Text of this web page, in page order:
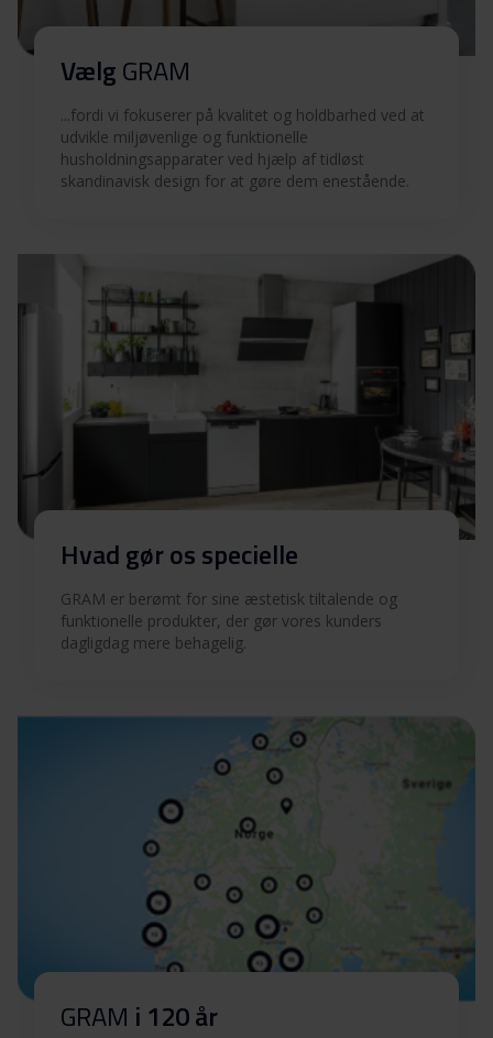
VælgGRAM
...fordi vi fokuserer på kvalitet og holdbarhed ved at
udvikle miljøvenlige og funktionelle
husholdningsapparater ved hjælp af tidløst
skandinavisk design for at gøre dem enestående.
Hvad gør os specielle
GRAM er berømt for sine æstetisk tiltalende og
funktionelle produkter, der gør vores kunders
dagligdag mere behagelig.
GRAM i 120 år